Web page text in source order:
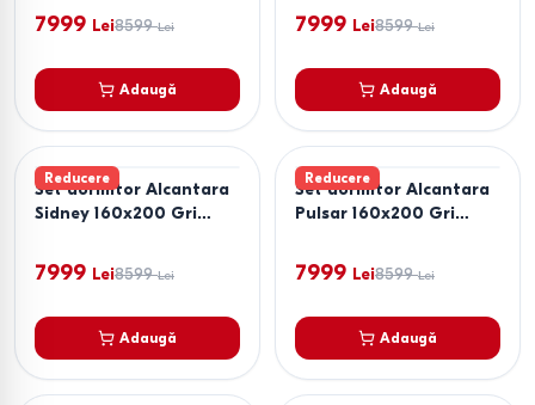
Sonoma + Saltea Salt
Confort Clasic 160x200
7999 Lei8599 Lei
Adaugă
+ Saltea Salt Confort
Clasic 160x200
7999 Lei8599 Lei
Adaugă
Reducere
Set dormitor Alcantara
Sidney 160x200 Gri
Alb + Saltea Salt
Confort Clasic 160x200
7999 Lei8599 Lei
Adaugă
Reducere
Set dormitor Alcantara
Pulsar 160x200 Gri
Gri Inchis + Saltea Salt
Confort Clasic 160x200
7999 Lei8599 Lei
Adaugă